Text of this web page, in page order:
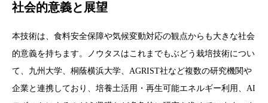
社会的意義と展望
本技術は、食料安全保障や気候変動対応の観点からも大きな社会
的意義を持ちます。ノウタスはこれまでもぶどう栽培技術につい
て、九州大学、桐蔭横浜大学、AGRIST社など複数の研究機関や
企業と連携しており、培養土活用・再生可能エネルギー利用、AI